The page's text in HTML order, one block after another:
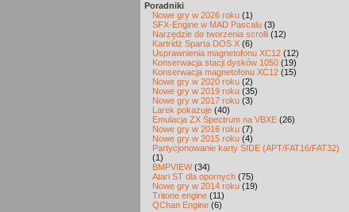
Poradniki
Nowe gry w 2026 roku (1)
SFX-Engine w MAD Pascalu (3)
Narzędzie do tworzenia scrolli (12)
Kartridż Sparta DOS X (6)
Usprawnienia magnetofonu XC12 (12)
Konserwacja stacji dysków 1050 (19)
Konserwacja magnetofonu XC12 (15)
Nowe gry w 2020 roku (2)
Nowe gry w 2019 roku (35)
Nowe gry w 2017 roku (3)
Larek pokazuje (40)
Emulacja ZX Spectrum na VBXE (26)
Nowe gry w 2016 roku (7)
Nowe gry w 2015 roku (4)
Partycjonowanie karty SIDE (APT/FAT16/FAT32)
(1)
BMPVIEW(34)
Atari ST dla opornych (75)
Nowe gry w 2014 roku (19)
Tritone engine (11)
QChan Engine (6)